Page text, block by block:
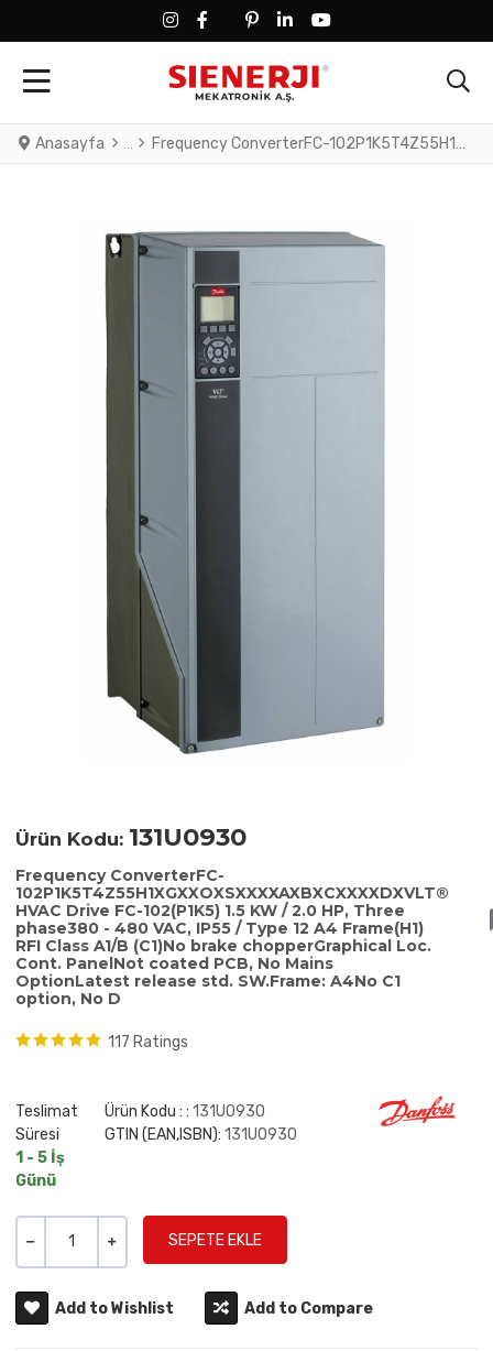
FACEBOOK SOCIAL LINK
FACEBOOK SOCIAL LINK
TWITTER SOCIAL LINK
PINTEREST SOCIAL LINK
LINKEDIN SOCIAL LINK
YOUTUBE SOCIAL LINK
Anasayfa Frequency ConverterFC-102P1K5T4Z55H1XGXXOXSXXXXAXBXCXXXXDXVLT® HVAC Drive FC-102(P1K5) 1.5 KW / 2.0 HP, Three phase380 - 480 VAC, IP55 / Type 12 A4 Frame(H1) RFI Class A1/B (C1)No brake chopperGraphical Loc. Cont. PanelNot coated PCB, No Mains OptionLatest release std. SW.Frame: A4No C1 option, No D
Ürün Kodu: 131U0930
Frequency ConverterFC-
102P1K5T4Z55H1XGXXOXSXXXXAXBXCXXXXDXVLT®
HVAC Drive FC-102(P1K5) 1.5 KW / 2.0 HP, Three
phase380 - 480 VAC, IP55 / Type 12 A4 Frame(H1)
RFI Class A1/B (C1)No brake chopperGraphical Loc.
Cont. PanelNot coated PCB, No Mains
OptionLatest release std. SW.Frame: A4No C1
option, No D
117 Ratings
Teslimat
Süresi
1 - 5 İş
Günü
Ürün Kodu : : 131U0930
GTIN (EAN,ISBN): 131U0930
Add to Wishlist Add to Compare